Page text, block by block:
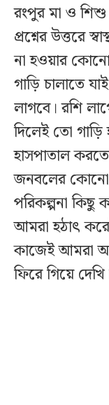
রংপুর মা ও শিশু
প্রশ্নের উত্তরে
না হওয়ার
গাড়ি চালাতে
লাগবে। রশি
দিলেই তো
হাসপাতাল
জনবলের কোনো
পরিকল্পনা কিছু
আমরা হঠাৎ
কাজেইআমরা
ফিরেগিয়ে দেখি